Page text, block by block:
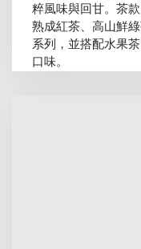
粹風味與回甘。茶
熟成紅茶、高山鮮
系列，並搭配水果
口味。